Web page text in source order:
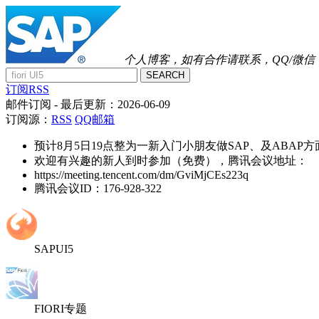
个人博客，如有合作请联系，QQ/微信
SEARCH
订阅RSS
邮件订阅 - 最后更新： 2026-06-09
订阅源： RSS QQ邮箱
预计8月5日19点整为一新入门小朋友做SAP、及ABAP方
欢迎有兴趣的新人到时参加（免费），腾讯会议地址：
https://meeting.tencent.com/dm/GviMjCEs223q
腾讯会议ID：176-928-322
SAPUI5
FIORI专题